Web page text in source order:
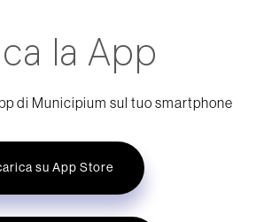
la App
di Municipium sul tuo smartphone
su App Store